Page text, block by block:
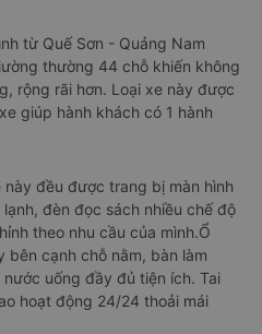
từ Quế Sơn - Quảng Nam
thường 44 chỗ khiến không
rộng rãi hơn. Loại xe này được
giúp hành khách có 1 hành
đều được trang bị màn hình
đèn đọc sách nhiều chế độ
theo nhu cầu của mình.Ổ
cạnh chỗ nằm, bàn làm
uống đầy đủ tiện ích. Tai
hoạt động 24/24 thoải mái